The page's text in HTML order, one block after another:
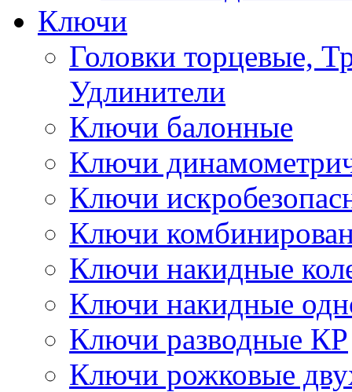
Ключи
Головки торцевые,
Удлинители
Ключи балонные
Ключи
Ключи
Ключи
Ключи накидные
Ключи накидные
Ключи разводные КР
Ключи рожковые